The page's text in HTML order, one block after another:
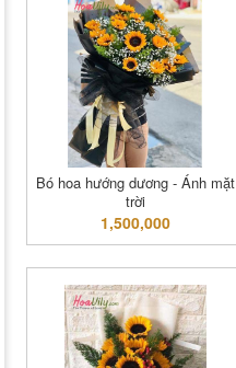
Bó hoa hướng dương - Ánh mặt
trời
1,500,000